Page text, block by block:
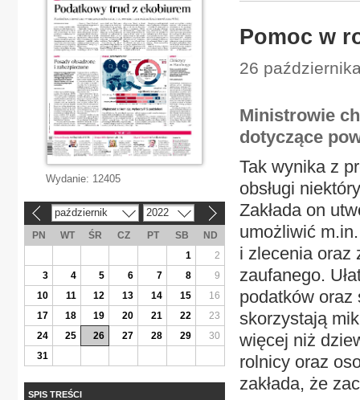
Pomoc w
26
Ministrowie
dotyczące
Tak wynika z
obsługi
Zakłada on
umożliwić
i zlecenia oraz
zaufanego.
podatków oraz
skorzystają
więcej niż
rolnicy oraz
zakłada, że
Wydanie: 12405
październik 2022
PN WT ŚR CZ PT SB
ND
1
2
3
4 5 6 7 8
9
10
11 12 13 14 15
16
17
18 19 20 21 22
23
24
25 26 27 28 29
30
31
SPIS TREŚCI